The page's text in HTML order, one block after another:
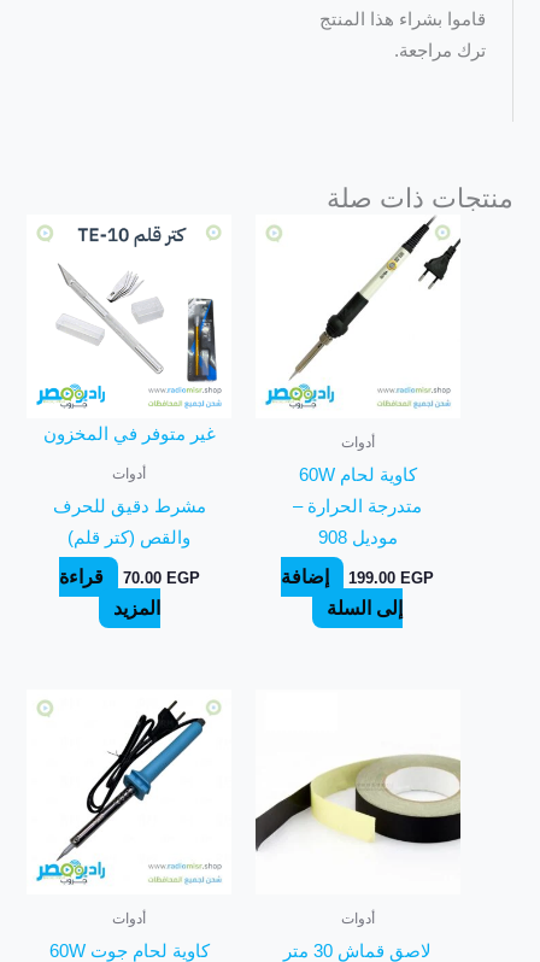
قاموا بشراء هذا المنتج
ترك مراجعة.
منتجات ذات صلة
أدوات
كاوية لحام 60W
متدرجة الحرارة –
موديل 908
199.00 EGP
إضافة
إلى السلة
غير متوفر في المخزون
أدوات
مشرط دقيق للحرف
والقص (كتر قلم)
70.00 EGP
قراءة
المزيد
أدوات
لاصق قماش 30 متر
أدوات
كاوية لحام جوت 60W